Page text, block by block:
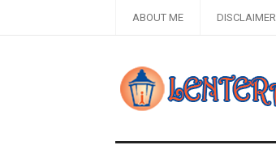
ABOUT ME DISCLAIMER